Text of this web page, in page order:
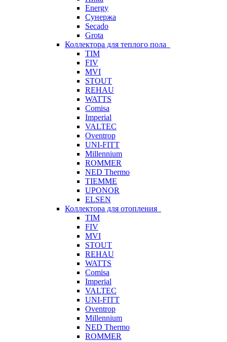
Energy
Сунержа
Secado
Grota
Коллектора для теплого пола
TIM
FIV
MVI
STOUT
REHAU
WATTS
Comisa
Imperial
VALTEC
Oventrop
UNI-FITT
Millennium
ROMMER
NED Thermo
TIEMME
UPONOR
ELSEN
Коллектора для отопления
TIM
FIV
MVI
STOUT
REHAU
WATTS
Comisa
Imperial
VALTEC
UNI-FITT
Oventrop
Millennium
NED Thermo
ROMMER